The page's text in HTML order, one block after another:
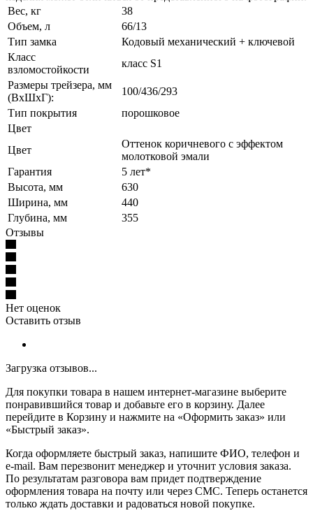
Вес, кг
38
Объем, л
66/13
Тип замка
Кодовый механический + ключевой
Класс
взломостойкости
класс S1
Размеры трейзера, мм
(ВхШхГ):
100/436/293
Тип покрытия
порошковое
Цвет
Цвет
Оттенок коричневого с эффектом
молотковой эмали
Гарантия
5 лет*
Высота, мм
630
Ширина, мм
440
Глубина, мм
355
Отзывы
Нет оценок
Оставить отзыв
Загрузка отзывов...
Для покупки товара в нашем интернет-магазине выберите
понравившийся товар и добавьте его в корзину. Далее
перейдите в Корзину и нажмите на «Оформить заказ» или
«Быстрый заказ».
Когда оформляете быстрый заказ, напишите ФИО, телефон и
e-mail. Вам перезвонит менеджер и уточнит условия заказа.
По результатам разговора вам придет подтверждение
оформления товара на почту или через СМС. Теперь останется
только ждать доставки и радоваться новой покупке.